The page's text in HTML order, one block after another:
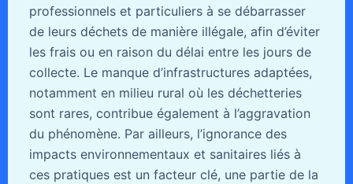
professionnels et particuliers à se débarrasser
de leurs déchets de manière illégale, afin d’éviter
les frais ou en raison du délai entre les jours de
collecte. Le manque d’infrastructures adaptées,
notamment en milieu rural où les déchetteries
sont rares, contribue également à l’aggravation
du phénomène. Par ailleurs, l’ignorance des
impacts environnementaux et sanitaires liés à
ces pratiques est un facteur clé, une partie de la